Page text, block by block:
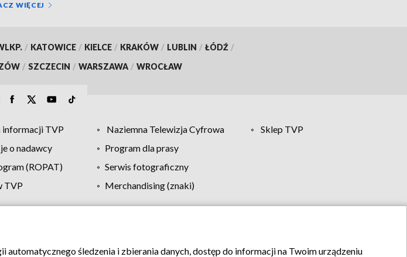
WIĘCEJ
/ KATOWICE / KIELCE / KRAKÓW / LUBLIN / ŁÓDŹ /
/ SZCZECIN / WARSZAWA / WROCŁAW
informacji TVP Naziemna Telewizja Cyfrowa
Sklep TVP
o nadawcy
Program dla prasy
(ROPAT)
Serwis fotograficzny
TVP
Merchandising (znaki)
zgody Pomoc Biuro reklamy Kontakt
śledzenia i zbierania danych, dostęp do informacji na Twoim urządzeniu